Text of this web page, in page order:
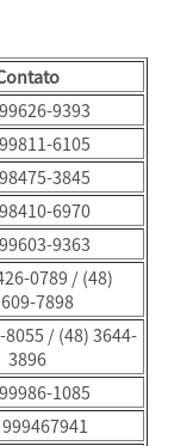
9393
6105
3845
6970
9363
0789 / (48)
7898
8055 / (48) 3644-
3896
1085